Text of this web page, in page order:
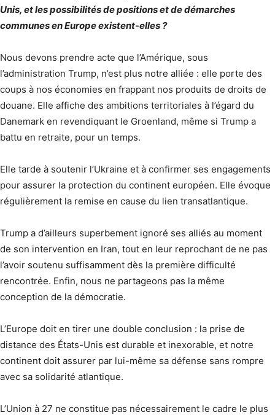
Unis, et les possibilités de positions et de démarches
communes en Europe existent-elles ?
Nous devons prendre acte que l’Amérique, sous
l’administration Trump, n’est plus notre alliée : elle porte des
coups à nos économies en frappant nos produits de droits de
douane. Elle affiche des ambitions territoriales à l’égard du
Danemark en revendiquant le Groenland, même si Trump a
battu en retraite, pour un temps.
Elle tarde à soutenir l’Ukraine et à confirmer ses engagements
pour assurer la protection du continent européen. Elle évoque
régulièrement la remise en cause du lien transatlantique.
Trump a d’ailleurs superbement ignoré ses alliés au moment
de son intervention en Iran, tout en leur reprochant de ne pas
l’avoir soutenu suffisamment dès la première difficulté
rencontrée. Enfin, nous ne partageons pas la même
conception de la démocratie.
L’Europe doit en tirer une double conclusion : la prise de
distance des États-Unis est durable et inexorable, et notre
continent doit assurer par lui-même sa défense sans rompre
avec sa solidarité atlantique.
L’Union à 27 ne constitue pas nécessairement le cadre le plus